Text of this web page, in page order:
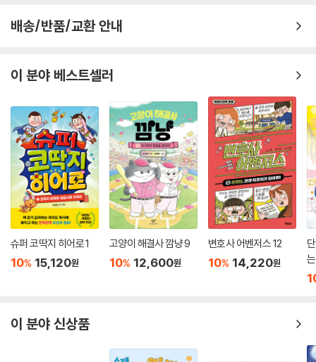
저쪽 팀이야” 하면서 섣부른 예측은 그만! 승부는 겨뤄 봐야 아는 법이에
경점』 『앵거게임』을 펴내며 아이들이 튼튼한 마음을 갖도록 응원해 온 조
시온 작가의 글과 팽팽히 당겨진 줄, 줄을 꼭 쥔 손만으로도 줄다리기의 박
진감을 구현해 낸 지우 작가의 그림이 어우러져 생동감 있게 펼쳐집니다.
배송/반품/교환 안내
이 분야 베스트셀러
슈퍼 코딱지 히어로 1
10% 15,120원
고양이 해결사 깜냥 9
10% 12,600원
변호사 어벤저스 12
10% 14,220원
이 분야 신상품